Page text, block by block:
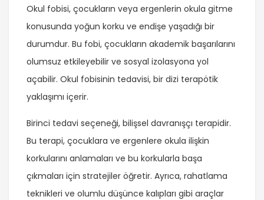
Okul fobisi, çocukların veya ergenlerin okula gitme
konusunda yoğun korku ve endişe yaşadığı bir
durumdur. Bu fobi, çocukların akademik başarılarını
olumsuz etkileyebilir ve sosyal izolasyona yol
açabilir. Okul fobisinin tedavisi, bir dizi terapötik
yaklaşımı içerir.
Birinci tedavi seçeneği, bilişsel davranışçı terapidir.
Bu terapi, çocuklara ve ergenlere okula ilişkin
korkularını anlamaları ve bu korkularla başa
çıkmaları için stratejiler öğretir. Ayrıca, rahatlama
teknikleri ve olumlu düşünce kalıpları gibi araçlar